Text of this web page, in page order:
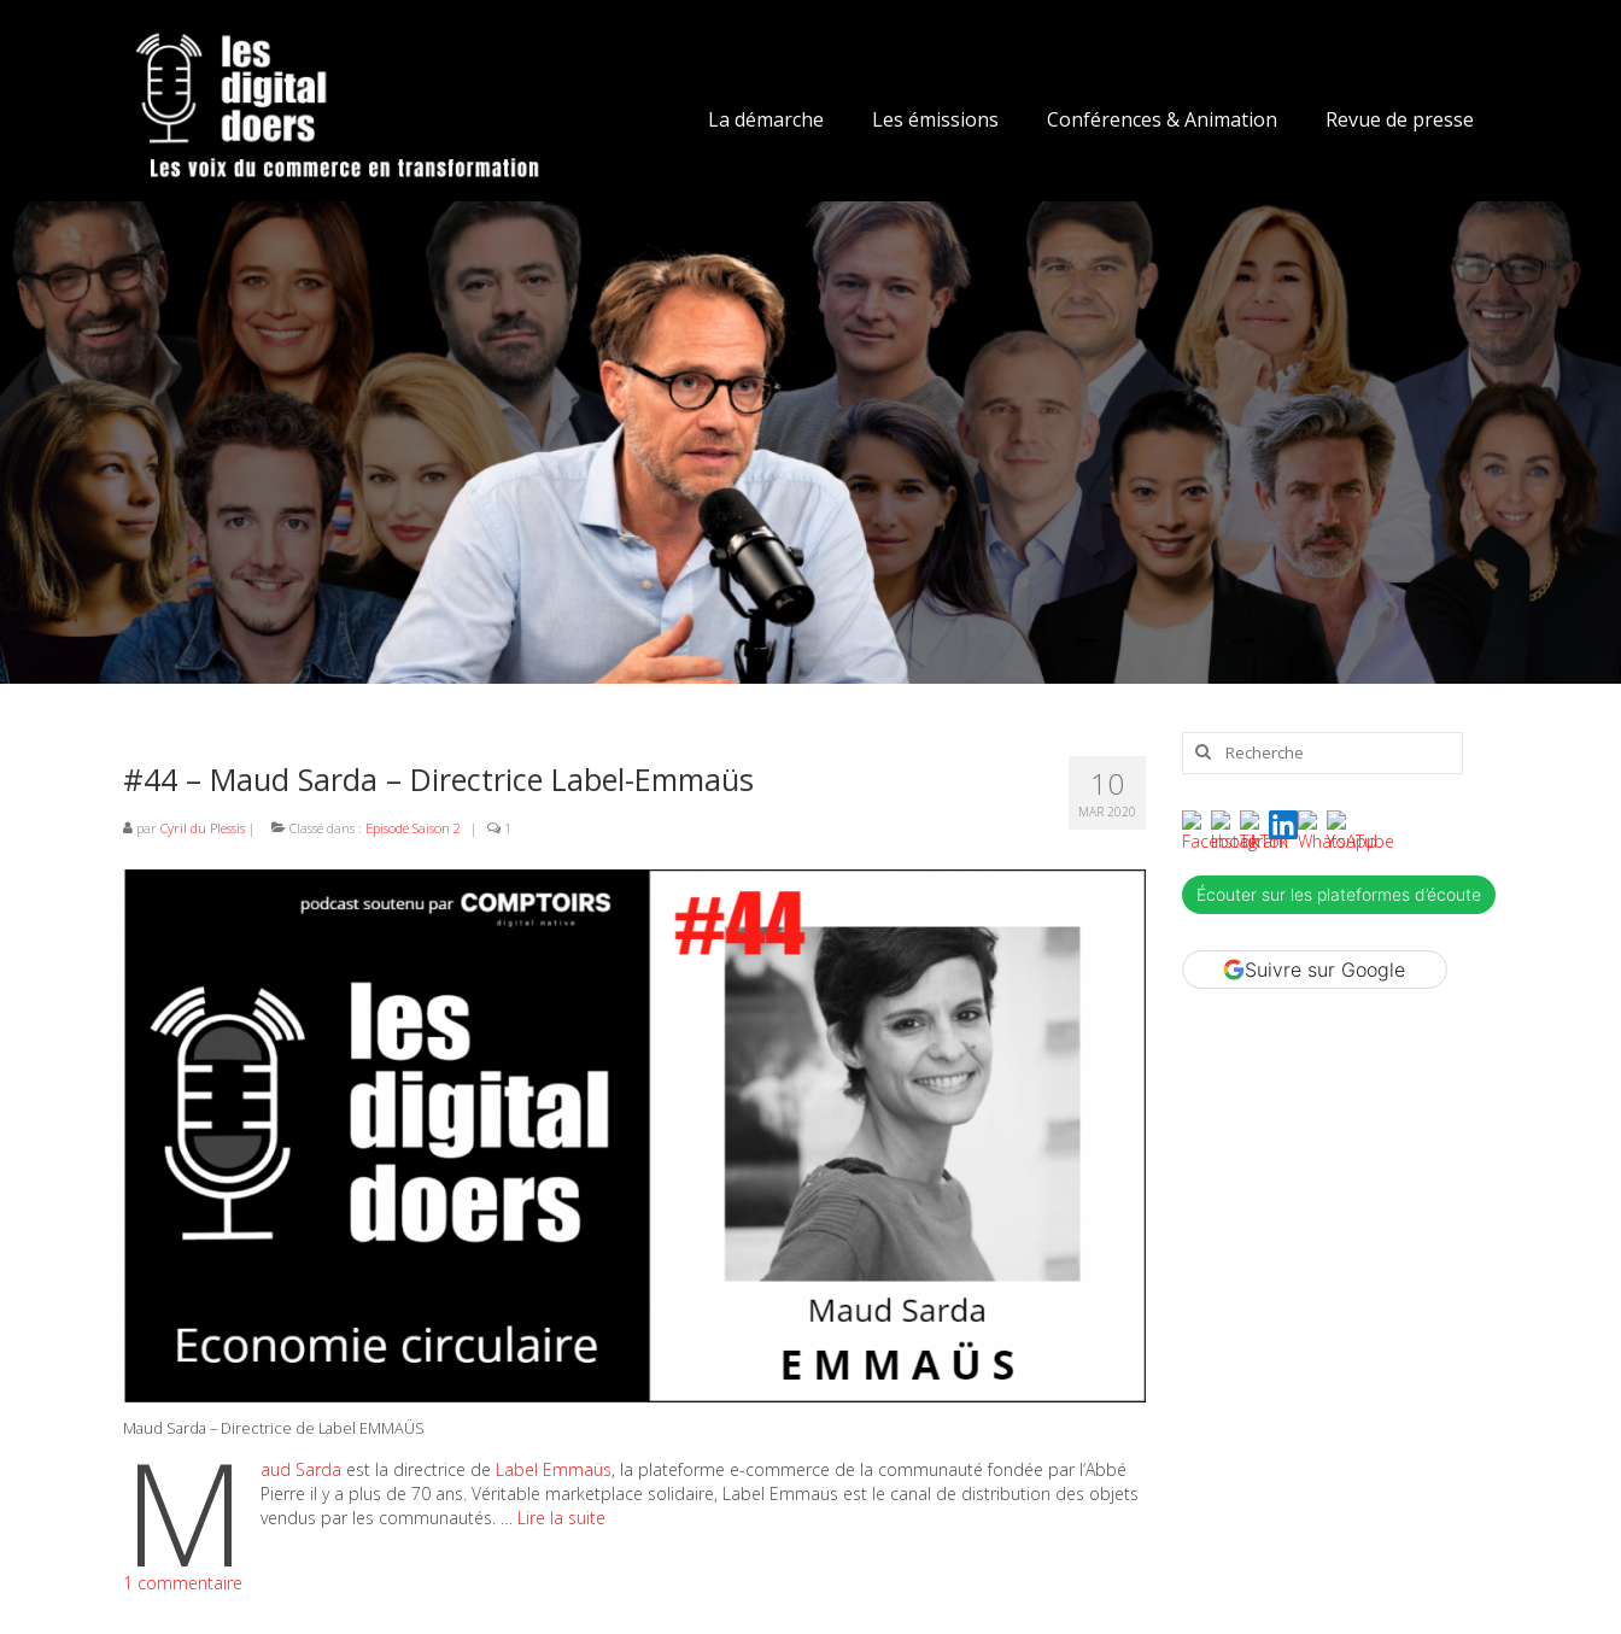
La démarche Les émissions Conférences & Animation Revue de presse
10
MAR 2020
#44 – Maud Sarda – Directrice Label-Emmaüs
par Cyril du Plessis | Classé dans : Episode Saison 2 | 1
Maud Sarda – Directrice de Label EMMAÜS
M aud Sarda est la directrice de Label Emmaüs, la plateforme e-commerce de la communauté fondée par l’Abbé
Pierre il y a plus de 70 ans. Véritable marketplace solidaire, Label Emmaüs est le canal de distribution des objets
vendus par les communautés. … Lire la suite
1 commentaire
Rechercher
Écouter sur les plateformes d’écoute
Suivre sur Google